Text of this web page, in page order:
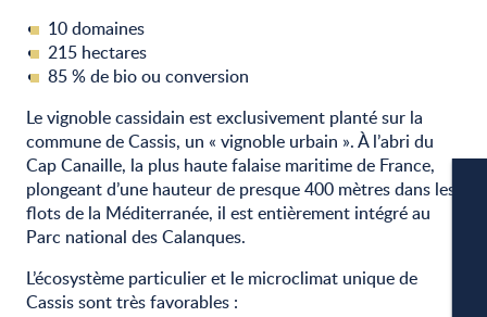
10 domaines
215 hectares
85 % de bio ou conversion
Le vignoble cassidain est exclusivement planté sur la
commune de Cassis, un « vignoble urbain ». À l’abri du
Cap Canaille, la plus haute falaise maritime de France,
plongeant d’une hauteur de presque 400 mètres dans les
flots de la Méditerranée, il est entièrement intégré au
Parc national des Calanques.
L’écosystème particulier et le microclimat unique de
Cassis sont très favorables :